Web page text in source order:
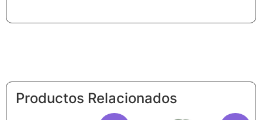
Productos Relacionados